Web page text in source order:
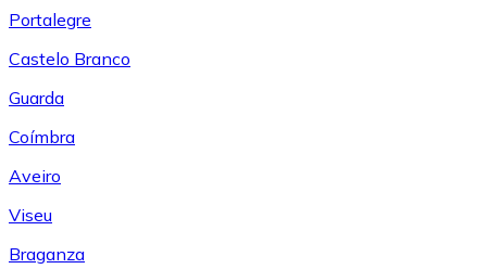
Portalegre
Castelo Branco
Guarda
Coímbra
Aveiro
Viseu
Braganza